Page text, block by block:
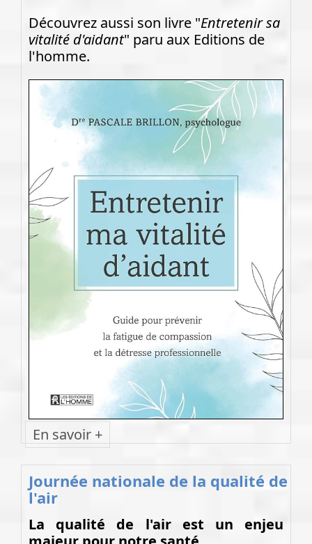
Découvrez aussi son livre "Entretenir sa
vitalité d'aidant" paru aux Editions de
l'homme.
En savoir +
Journée nationale de la qualité de
l'air
La qualité de l'air est un enjeu